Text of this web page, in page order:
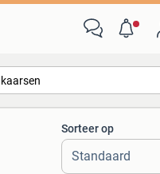
Alle afstanden…
Sorteer op